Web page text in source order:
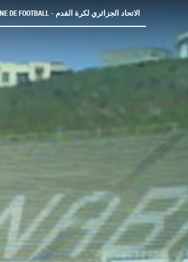
FÉDÉRATION ALGÉRIENNE DE FOOTBALL - الاتحاد الجزائري لكرة القدم